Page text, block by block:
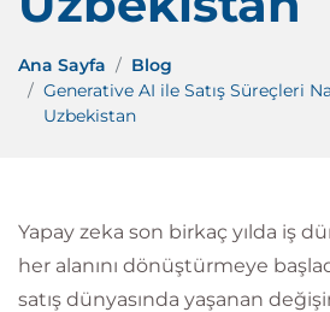
Ana Sayfa
Blog
Generative AI ile Satış Süreçleri
Uzbekistan
Yapay zeka son birkaç yılda iş
her alanını dönüştürmeye
satış dünyasında yaşanan